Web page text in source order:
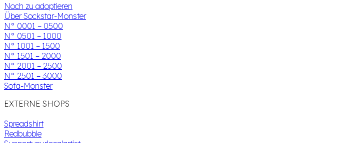
Noch zu adoptieren
Über Sockstar-Monster
N° 0001 – 0500
N° 0501 – 1000
N° 1001 – 1500
N° 1501 – 2000
N° 2001 – 2500
N° 2501 – 3000
Sofa-Monster
EXTERNE SHOPS
Spreadshirt
Redbubble